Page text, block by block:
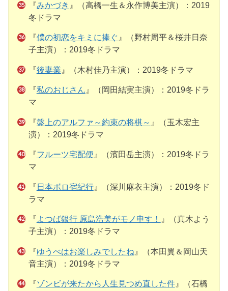
『みかづき 』（高橋一生＆永作博美主演）：2019
冬ドラマ
『僕の初恋をキミに捧ぐ』（野村周平＆桜井日奈
子主演）：2019冬ドラマ
『後妻業 』（木村佳乃主演）：2019冬ドラマ
『私のおじさん』（岡田結実主演）：2019冬ドラ
マ
『盤上のアルファ～約束の将棋～ 』（玉木宏主
演）：2019冬ドラマ
『フルーツ宅配便 』（濱田岳主演）：2019冬ドラ
マ
『 日本ボロ宿紀行』（深川麻衣主演）：2019冬ド
ラマ
『よつば銀行 原島浩美がモノ申す！
』（真木よう
子主演）：2019冬ドラマ
『ゆうべはお楽しみでしたね 』（本田翼＆岡山天
音主演）：2019冬ドラマ
『ゾンビが来たから人生見つめ直した件』（石橋